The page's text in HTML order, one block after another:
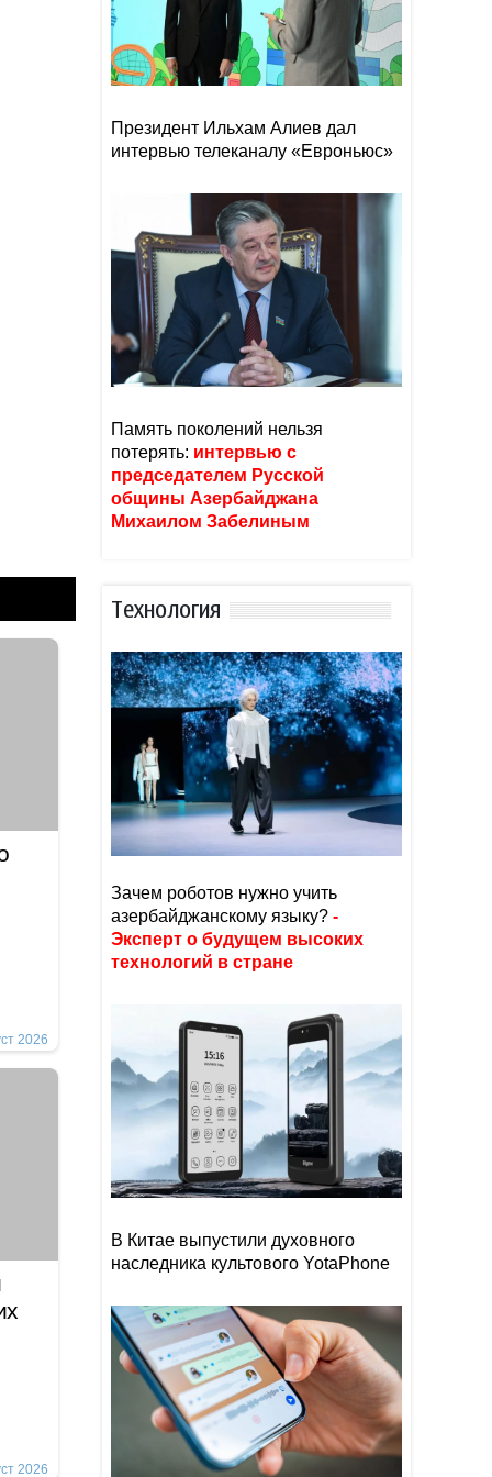
2026
2026
Азербайджане?
Президент Ильхам Алиев дал
интервью телеканалу «Евроньюс»
Память поколений нельзя
потерять: интервью с
председателем Русской
общины Азербайджана
Михаилом Забелиным
Тexнoлoгия
Зачем роботов нужно учить
азербайджанскому языку? -
Эксперт о будущем высоких
технологий в стране
В Китае выпустили духовного
наследника культового YotaPhone